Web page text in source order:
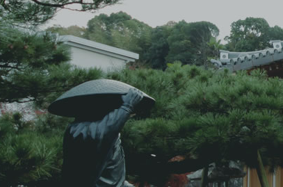
三
村
松
の
お
仏
壇
づ
く
り